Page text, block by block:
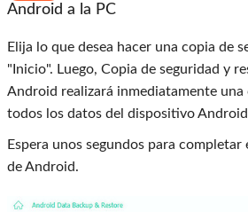
Android a la PC
Elija lo que desea hacer una copia de
"Inicio". Luego, Copia de seguridad y
Android realizará inmediatamente una
todos los datos del dispositivo
Espera unos segundos para completar
de Android.